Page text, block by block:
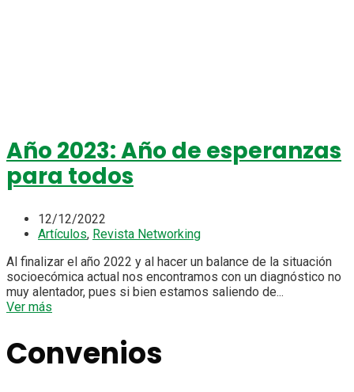
Año 2023: Año de esperanzas
para todos
12/12/2022
Artículos, Revista Networking
Al finalizar el año 2022 y al hacer un balance de la situación
socioecómica actual nos encontramos con un diagnóstico no
muy alentador, pues si bien estamos saliendo de...
Ver más
Convenios